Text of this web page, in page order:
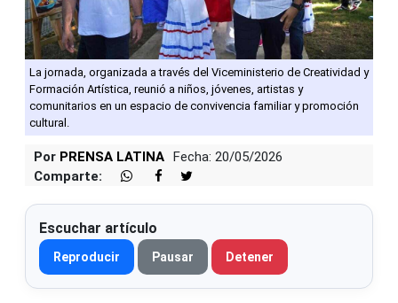
La jornada, organizada a través del Viceministerio de Creatividad y
Formación Artística, reunió a niños, jóvenes, artistas y
comunitarios en un espacio de convivencia familiar y promoción
cultural.
Por PRENSA LATINA Fecha: 20/05/2026
Comparte:
Escuchar artículo
Reproducir Pausar Detener